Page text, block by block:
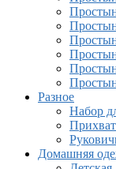
Разное
Набор
Домашняя